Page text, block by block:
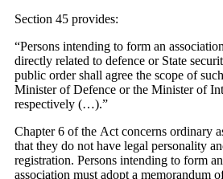
Section 45 provides:
“Persons intending to form an
directly related to defence or State
public order shall agree the scope of
Minister of Defence or the Minister of
respectively (…).”
Chapter 6 of the Act concerns ordinary
that they do not have legal personality
registration. Persons intending to form
association must adopt a memorandum